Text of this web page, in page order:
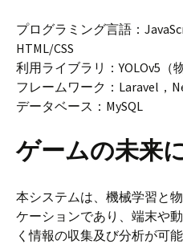
プログラミング言語：
HTML/CSS
利用ライブラリ：YOLOv5（
フレームワーク：Laravel，
データベース：MySQL
ゲームの未来
本システムは、機械学習と
ケーションであり、端末や
く情報の収集及び分析が可能